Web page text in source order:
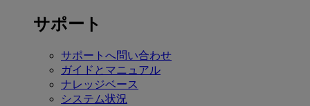
サポート
サポートへ問い合わせ
ガイドとマニュアル
ナレッジベース
システム状況